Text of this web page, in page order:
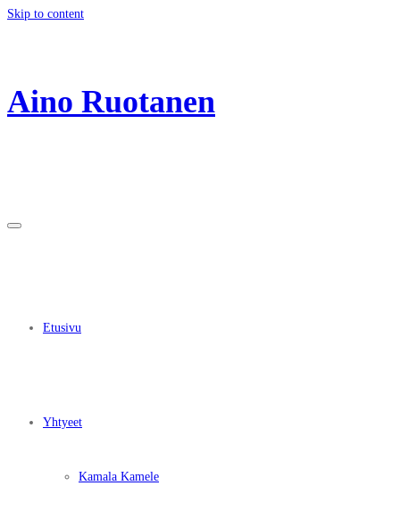
Skip to content
Aino Ruotanen
Etusivu
Yhtyeet
Kamala Kamele